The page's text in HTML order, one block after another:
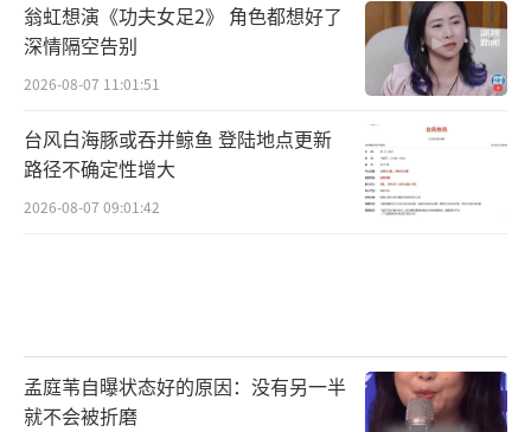
翁虹想演《功夫女足2》 角色都想好了
深情隔空告别
2026-08-07 11:01:51
台风白海豚或吞并鲸鱼 登陆地点更新
路径不确定性增大
2026-08-07 09:01:42
孟庭苇自曝状态好的原因：没有另一半
就不会被折磨